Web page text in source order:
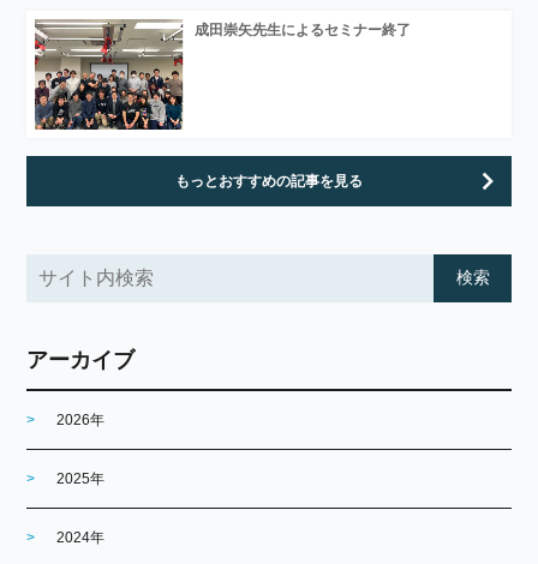
成田崇矢先生によるセミナー終了
もっとおすすめの記事を見る
アーカイブ
2026年
2025年
2024年